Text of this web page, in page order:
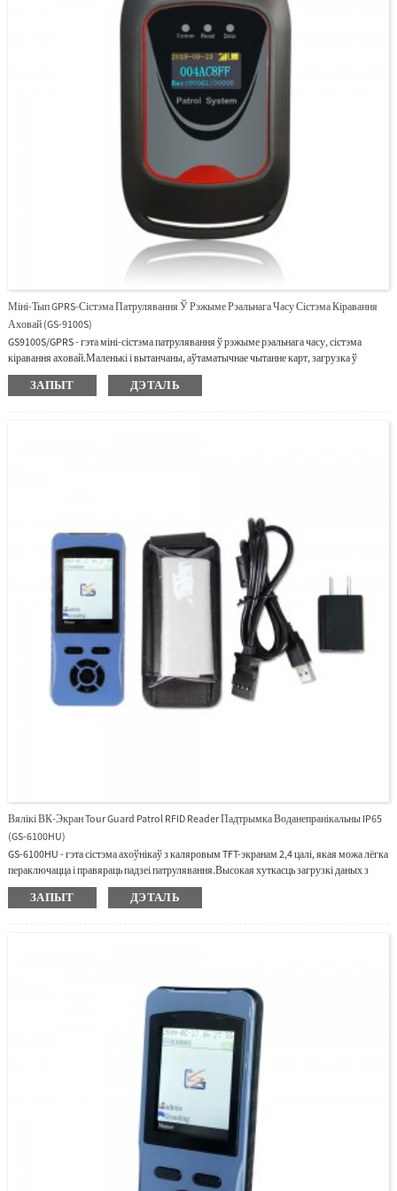
Міні-Тып GPRS-Сістэма Патрулявання Ў Рэжыме Рэальнага Часу Сістэма Кіравання
Аховай (GS-9100S)
GS9100S/GPRS - гэта міні-сістэма патрулявання ў рэжыме рэальнага часу, сістэма
кіравання аховай.Маленькі і вытанчаны, аўтаматычнае чытанне карт, загрузка ў
рэжыме рэальнага часу праз GPRS, не трэба падключацца да кампутара.Ён
выкарыстоўваецца для кантролю, кіравання і ацэнкі ўсіх пазіцый, якія неабходна
ЗАПЫТ ДЭТАЛЬ
Вялікі ВК-Экран Tour Guard Patrol RFID Reader Падтрымка Воданепранікальны IP65
(GS-6100HU)
GS-6100HU - гэта сістэма ахоўнікаў з каляровым TFT-экранам 2,4 цалі, якая можа лёгка
пераключацца і правяраць падзеі патрулявання.Высокая хуткасць загрузкі даных з
портам сувязі USB са свабодным дыскам.Мы прапануем прафесійнае праграмнае
забеспячэнне для кіравання.Яго можна выкарыстоўваць для грамадскага
ЗАПЫТ ДЭТАЛЬ